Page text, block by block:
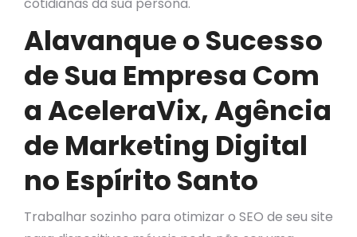
Alavanque o Sucesso
de Sua Empresa Com
a AceleraVix, Agência
de Marketing Digital
no Espírito Santo
Trabalhar sozinho para otimizar o SEO de seu site